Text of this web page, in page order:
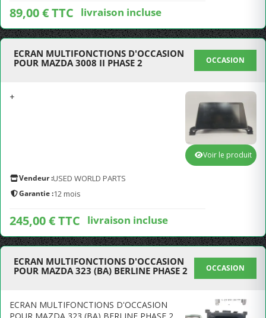
89,00 € TTC livraison incluse
ECRAN MULTIFONCTIONS D'OCCASION
POUR MAZDA 3008 II PHASE 2
OCCASION
+
Vendeur :USED WORLD PARTS
Garantie :12 mois
245,00 € TTC livraison incluse
Voir le produit
ECRAN MULTIFONCTIONS D'OCCASION
POUR MAZDA 323 (BA) BERLINE PHASE 2
OCCASION
ECRAN MULTIFONCTIONS D'OCCASION